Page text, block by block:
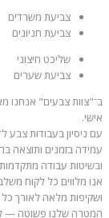
צביעת משרדים
צביעת חניונים
שליכט חיצוני
צביעת שערים
ב־"צוות צבעים" אנחנו
אישי.
עם ניסיון בעבודות צבע
עמידה בזמנים ותוצאה
ובשיטות עבודה
אנו מלווים כל לקוח
ושקיפות מלאה לאורך
המטרה שלנו פשוטה —